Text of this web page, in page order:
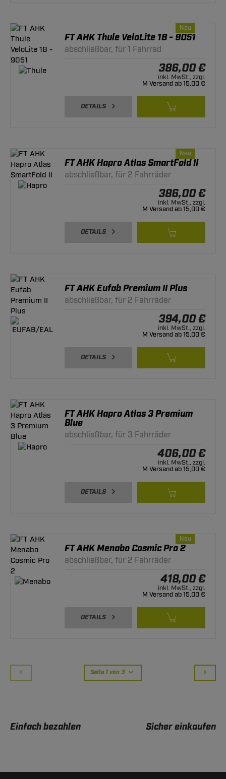
Neu
FT AHK Thule VeloLite 1B - 9051
abschließbar, für 1 Fahrrad
386,00 €
inkl. MwSt., zzgl.
M Versand ab 15,00 €
DETAILS
Neu
FT AHK Hapro Atlas SmartFold II
abschließbar, für 2 Fahrräder
386,00 €
inkl. MwSt., zzgl.
M Versand ab 15,00 €
DETAILS
FT AHK Eufab Premium II Plus
abschließbar, für 2 Fahrräder
394,00 €
inkl. MwSt., zzgl.
M Versand ab 15,00 €
DETAILS
FT AHK Hapro Atlas 3 Premium
Blue
abschließbar, für 3 Fahrräder
406,00 €
inkl. MwSt., zzgl.
M Versand ab 15,00 €
DETAILS
Neu
FT AHK Menabo Cosmic Pro 2
abschließbar, für 2 Fahrräder
418,00 €
inkl. MwSt., zzgl.
M Versand ab 15,00 €
DETAILS
Seite 1 von 3
Einfach bezahlen Sicher einkaufen